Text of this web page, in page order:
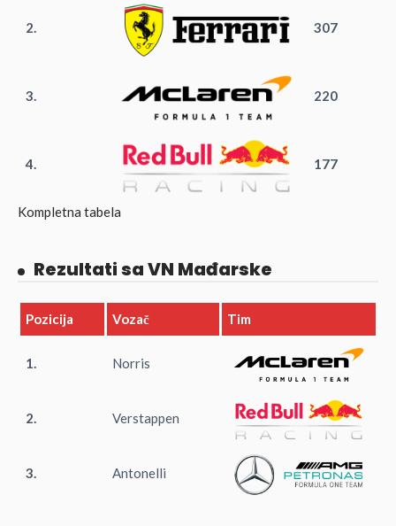
2. 307
3. 220
4. 177
Kompletna tabela
Rezultati sa VN Mađarske
Pozicija Vozač Tim
1. Norris
2. Verstappen
3. Antonelli